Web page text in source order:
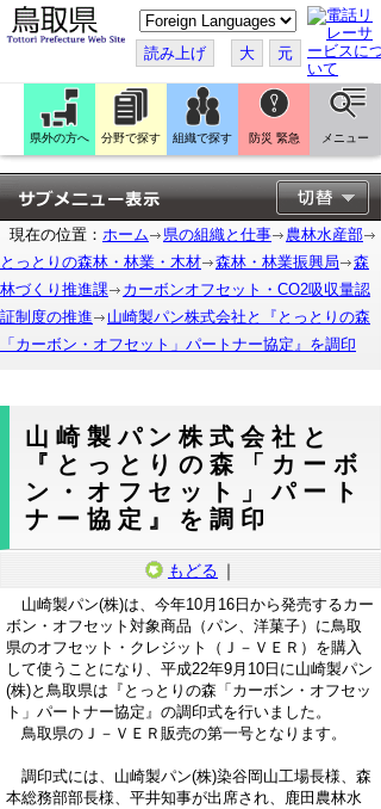
こ
の
ペ
ー
ジ
翻
訳
す
る
読み上げ 大 元
県外の方へ 分野で探す 組織で探す 防災 緊急 メニュー
現在の位置： ホーム 県の組織と仕事
農林水産部
とっとりの森林・林業・木材
森林・林業振興局
森
林づくり推進課
カーボンオフセット・CO2吸収量認
証制度の推進
山崎製パン株式会社と『とっとりの森
「カーボン・オフセット」パートナー協定』を調印
山崎製パン株式会社と
『とっとりの森「カーボ
ン・オフセット」パート
ナー協定』を調印
もどる ｜
山崎製パン(株)は、今年10月16日から発売するカー
ボン・オフセット対象商品（パン、洋菓子）に鳥取
県のオフセット・クレジット（Ｊ－ＶＥＲ）を購入
して使うことになり、平成22年9月10日に山崎製パン
(株)と鳥取県は『とっとりの森「カーボン・オフセッ
ト」パートナー協定』の調印式を行いました。
鳥取県のＪ－ＶＥＲ販売の第一号となります。
調印式には、山崎製パン(株)染谷岡山工場長様、森
本総務部部長様、平井知事が出席され、鹿田農林水